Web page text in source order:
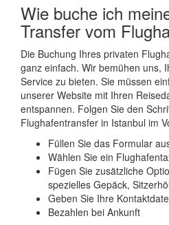
Wie buche ich
Transfer vom
Die Buchung Ihres privaten
ganz einfach. Wir bemühen uns,
Service zu bieten. Sie müssen
unserer Website mit Ihren
entspannen. Folgen Sie den
Flughafentransfer in Istanbul im
Füllen Sie das Formular
Wählen Sie ein
Fügen Sie zusätzliche
spezielles Gepäck,
Geben Sie Ihre
Bezahlen bei Ankunft